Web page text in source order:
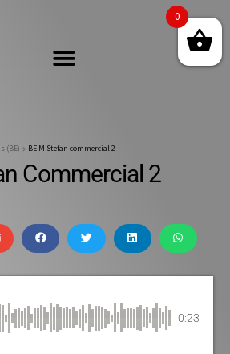
(BE) BE M Stefan commercial 2
Commercial 2
0:23
0